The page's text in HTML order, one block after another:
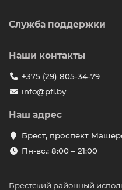
Служба поддержки
Наши контакты
+375 (29) 805-34-79
info@pfl.by
Наш адрес
Брест, проспект
Пн-вс.: 8:00 – 21:00
Брестский районный